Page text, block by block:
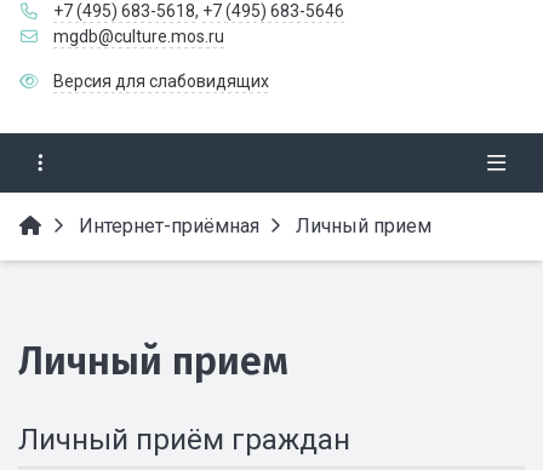
+7 (495) 683-5618, +7 (495) 683-5646
mgdb@culture.mos.ru
Версия для слабовидящих
Интернет-приёмная Личный прием
Личный прием
Личный приём граждан